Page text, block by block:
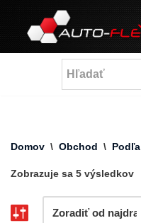
Prejsť
na
Domov \ Obchod \
Zobrazuje sa 5 výsledkov